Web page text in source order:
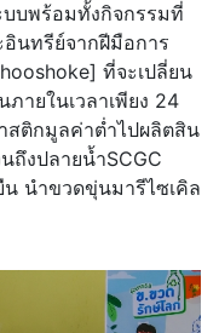
บบพร้อมทั้งกิจกรรมที่
อินทรีย์จากฝีมือการ
ที่จะเปลี่ยน
ายในเวลาเพียง 24
สติกมูลค่าต่ำไปผลิตสิน
ถึงปลายน้ำSCGC
น นำขวดขุ่นมารีไซเคิล